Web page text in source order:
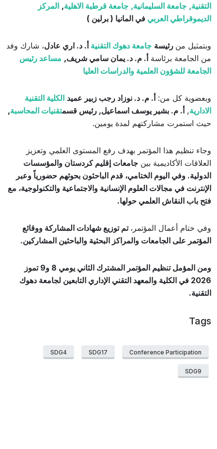
التقنية, جامعة السليمانية, جامعة قرطبة الاهلية, المركز
الديموقراطي العربي في المانيا ( برلين )
وبتمثيل من رئيسة جامعة دهوك التقنية أ. د. اري عادل، شارك وفد
من الجامعة برئاسةأ. م. د. يمان سامي شريف, مساعد رئيس
الجامعة للشؤون العلمية والدراسات العليا
وبعضوية كل من:أ. م. د. نوزاد رجب زبير عميد الكلية التقنية
الادارية,أ. م. بشير يوسف اسماعيل, رئيس قسمتقنيات المحاسبة,
حيث استمرت مشاركتهم لمدة يومين.
وجاء تنظيم هذا المؤتمر بهدف رفع المستوى العلمي وتعزيز
العلاقات الأكاديمية بين جامعات إقليم كردستان والمؤسسات
الدولية. وفي اليوم الختامي، قدم الباحثون بحوثهم حضورياً وعبر
الإنترنت في مجالات العلوم الإنسانية والاجتماعية والتكنولوجية، مع
فتح باب النقاش العلمي حولها.
وفي ختام أعمال المؤتمر، تم توزيع شهادات المشاركة ووقائع
المؤتمر على الجامعات والمراكز البحثية والباحثين المشاركين.
ومن المؤمل تنظيم المؤتمر المشترك الثاني يومي 8 و9 تموز
2026 في الكلية والمعهد التقني الإداري التابعين لجامعة دهوك
التقنية.
Tags
Conference Participation
SDG17
SDG4
SDG9